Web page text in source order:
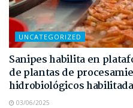
UNCATEGORIZED
Sanipes habilita en
de plantas de
hidrobiológicos
03/06/2025